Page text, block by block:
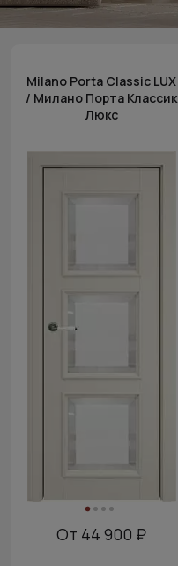
Milano Porta Classic LUX
/ Милано Порта Классик
Люкс
От 44 900 ₽